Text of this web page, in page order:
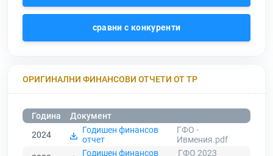
сравни с конкуренти
ОРИГИНАЛНИ ФИНАНСОВИ ОТЧЕТИ ОТ ТР
Година
Документ
2024
Годишен финансов
отчет
ГФО -
Ивмения.pdf
Годишен финансов
ГФО 2023